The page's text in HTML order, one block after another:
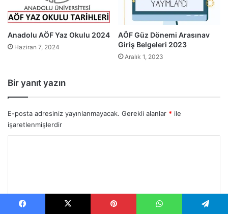
Anadolu AÖF Yaz Okulu 2024
Haziran 7, 2024
AÖF Güz Dönemi Arasınav
Giriş Belgeleri 2023
Aralık 1, 2023
Bir yanıt yazın
E-posta adresiniz yayınlanmayacak. Gerekli alanlar * ile
işaretlenmişlerdir